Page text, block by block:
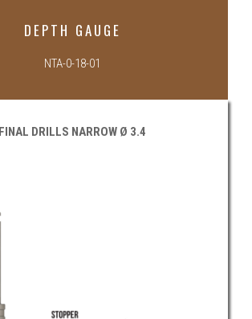
DEPTH GAUGE
NTA-0-18-01
FINAL DRILLS NARROW Ø 3.4